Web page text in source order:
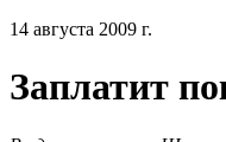
14 августа 2009 г.
Заплатит